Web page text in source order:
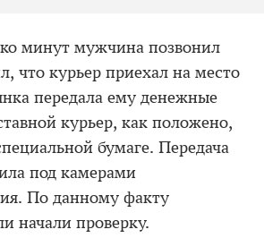
минут мужчина позвонил
что курьер приехал на место
передала ему денежные
курьер, как положено,
бумаге. Передача
под камерами
По данному факту
начали проверку.